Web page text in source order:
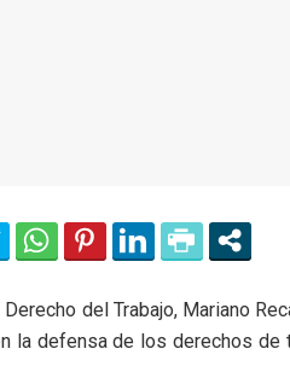
del Trabajo, Mariano
la defensa de los derechos de